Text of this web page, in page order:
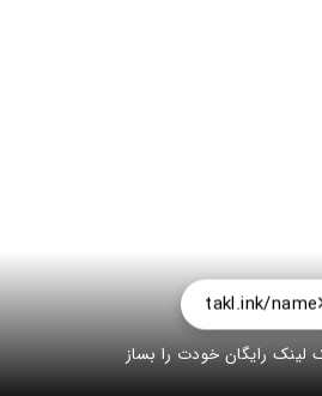
takl.ink/name
لینک رایگان خودت را بساز